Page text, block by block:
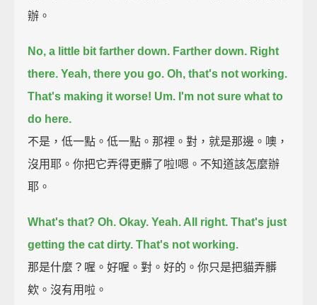
辦。
No, a little bit farther down. Farther down. Right
there. Yeah, there you go. Oh, that's not working.
That's making it worse! Um. I'm not sure what to
do here.
不是，低一點。低一點。那裡。對，就是那邊。噢，
沒用耶。你把它弄得更髒了啦!嗯。不知道該怎麼辦
耶。
What's that? Oh. Okay. Yeah. All right. That's just
getting the cat dirty. That's not working.
那是什麼？喔。好喔。對。好的。你只是把貓弄髒
欸。沒有用啦。